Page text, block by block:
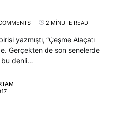
2 MINUTE READ
yazmıştı, “Çeşme Alaçatı
Gerçekten de son senelerde
bu denli…